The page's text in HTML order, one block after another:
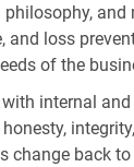
loss
of the
internal
back